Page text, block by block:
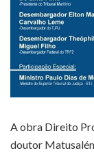
A obra Direito
doutor